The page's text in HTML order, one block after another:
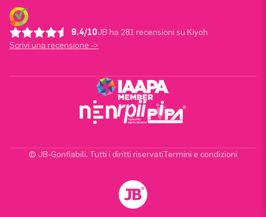
9.4/10JB ha 281 recensioni su Kiyoh
Scrivi una recensione ->
© JB-Gonfiabili. Tutti i diritti riservatiTermini e condizioni